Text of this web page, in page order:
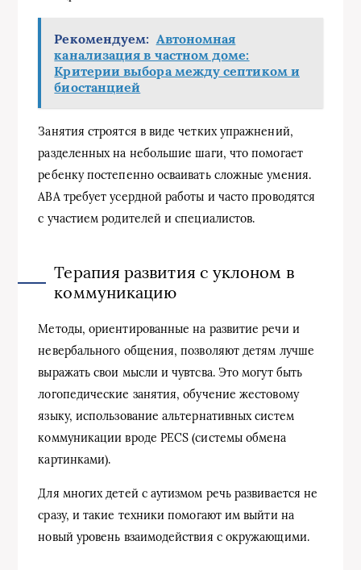
Рекомендуем: Автономная
канализация в частном доме:
Критерии выбора между септиком и
биостанцией
Занятия строятся в виде четких упражнений,
разделенных на небольшие шаги, что помогает
ребенку постепенно осваивать сложные умения.
ABA требует усердной работы и часто проводятся
с участием родителей и специалистов.
Терапия развития с уклоном в
коммуникацию
Методы, ориентированные на развитие речи и
невербального общения, позволяют детям лучше
выражать свои мысли и чувтсва. Это могут быть
логопедические занятия, обучение жестовому
языку, использование альтернативных систем
коммуникации вроде PECS (системы обмена
картинками).
Для многих детей с аутизмом речь развивается не
сразу, и такие техники помогают им выйти на
новый уровень взаимодействия с окружающими.